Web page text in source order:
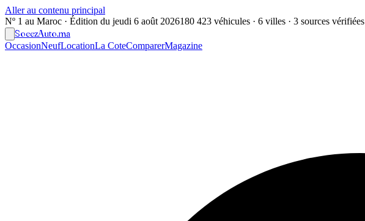
Aller au contenu principal
Nº 1 au Maroc · Édition du jeudi 6 août 2026180 423 véhicules · 6 villes · 3 sources vérifiées
SoeezAuto.ma
OccasionNeufLocationLa CoteComparerMagazine